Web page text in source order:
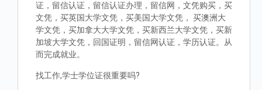
证，留信认证，留信认证办理，留信网，文凭购买，买
文凭，买英国大学文凭，买美国大学文凭， 买澳洲大
学文凭，买加拿大大学文凭，买新西兰大学文凭，买新
加坡大学文凭，回国证明，留信网认证，学历认证。从
而完成就业。
找工作,学士学位证很重要吗?